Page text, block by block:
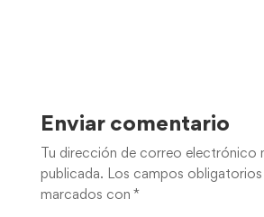
Enviar comentario
Tu dirección de correo electrónico
publicada.
Los campos obligatorios
marcados con *